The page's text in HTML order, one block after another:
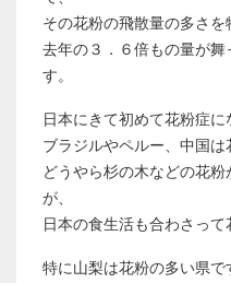
その花粉の飛散量の多さを
去年の３．６倍もの量が
す。
日本にきて初めて花粉症に
ブラジルやペルー、中国は
どうやら杉の木などの花
が、
日本の食生活も合わさって
特に山梨は花粉の多い県で